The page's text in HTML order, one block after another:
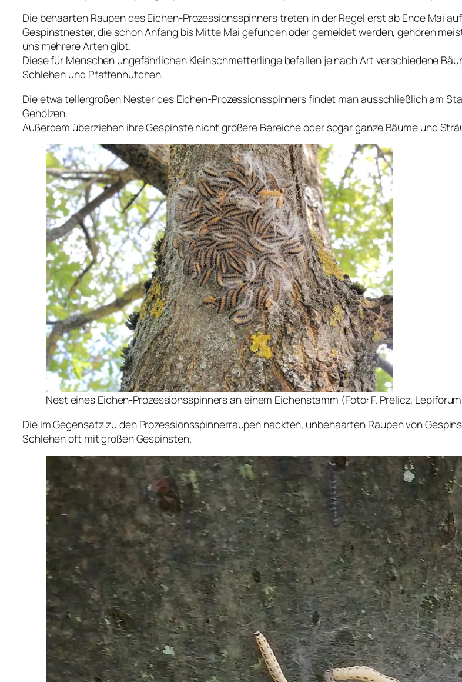
Die behaarten Raupen des Eichen-Prozessionsspinners treten in der Regel erst ab Ende Mai
Gespinstnester, die schon Anfang bis Mitte Mai gefunden oder gemeldet werden, gehören
uns mehrere Arten gibt.
Diese für Menschen ungefährlichen Kleinschmetterlinge befallen je nach Art verschiedene
Schlehen und Pfaffenhütchen.
Die etwa tellergroßen Nester des Eichen-Prozessionsspinners findet man ausschließlich am
Gehölzen.
Außerdem überziehen ihre Gespinste nicht größere Bereiche oder sogar ganze Bäume und
Nest eines Eichen-Prozessionsspinners an einem Eichenstamm (Foto: F. Prelicz,
Die im Gegensatz zu den Prozessionsspinnerraupen nackten, unbehaarten Raupen von
Schlehen oft mit großen Gespinsten.